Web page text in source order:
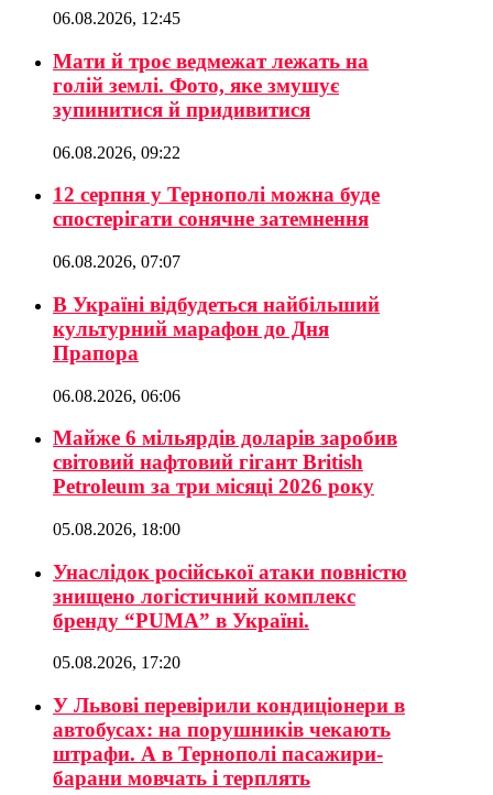
06.08.2026, 12:45
Мати й троє ведмежат лежать на
голій землі. Фото, яке змушує
зупинитися й придивитися
06.08.2026, 09:22
12 серпня у Тернополі можна буде
спостерігати сонячне затемнення
06.08.2026, 07:07
В Україні відбудеться найбільший
культурний марафон до Дня
Прапора
06.08.2026, 06:06
Майже 6 мільярдів доларів заробив
світовий нафтовий гігант British
Petroleum за три місяці 2026 року
05.08.2026, 18:00
Унаслідок російської атаки повністю
знищено логістичний комплекс
бренду “PUMA” в Україні.
05.08.2026, 17:20
У Львові перевірили кондиціонери в
автобусах: на порушників чекають
штрафи. А в Тернополі пасажири-
барани мовчать і терплять